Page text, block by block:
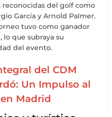
del golf como
García y Arnold Palmer.
tuvo como ganador
lo que subraya su
del evento.
del CDM
Un Impulso al
Madrid